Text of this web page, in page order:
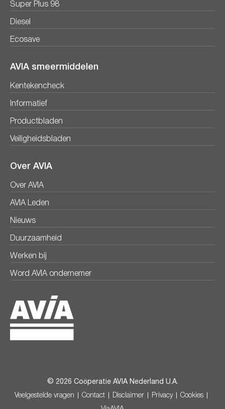
Super Plus 98
Diesel
Ecosave
AVIA smeermiddelen
Kentekencheck
Informatief
Productbladen
Veiligheidsbladen
Over AVIA
Over AVIA
AVIA Leden
Nieuws
Duurzaamheid
Werken bij
Word AVIA ondernemer
© 2026 Coöperatie AVIA Nederland U.A.
Veelgestelde vragen Contact Disclaimer Privacy Cookies